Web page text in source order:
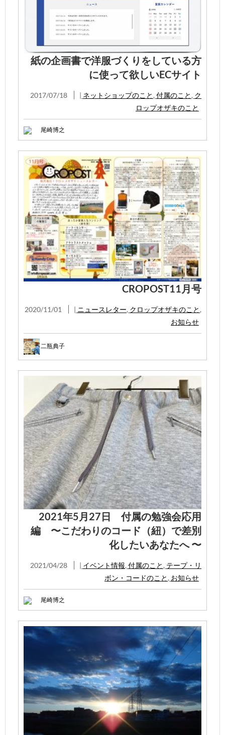
紙の企画書で洋服づくりをしている方
に使って欲しいECサイト
2017/07/18 | ネットショップのこと , 付属のこと , ク
ロップオザキのこと
尾崎博之
CROPOST11月号
2020/11/01 | ニュースレター, クロップオザキのこと ,
お知らせ
二瓶典子
2021年5月27日 付属の勉強会応用
編 〜こだわりのコード（紐）で差別
化したいあなたへ 〜
2021/04/28 | イベント情報, 付属のこと , テープ・リ
ボン・コードのこと , お知らせ
尾崎博之